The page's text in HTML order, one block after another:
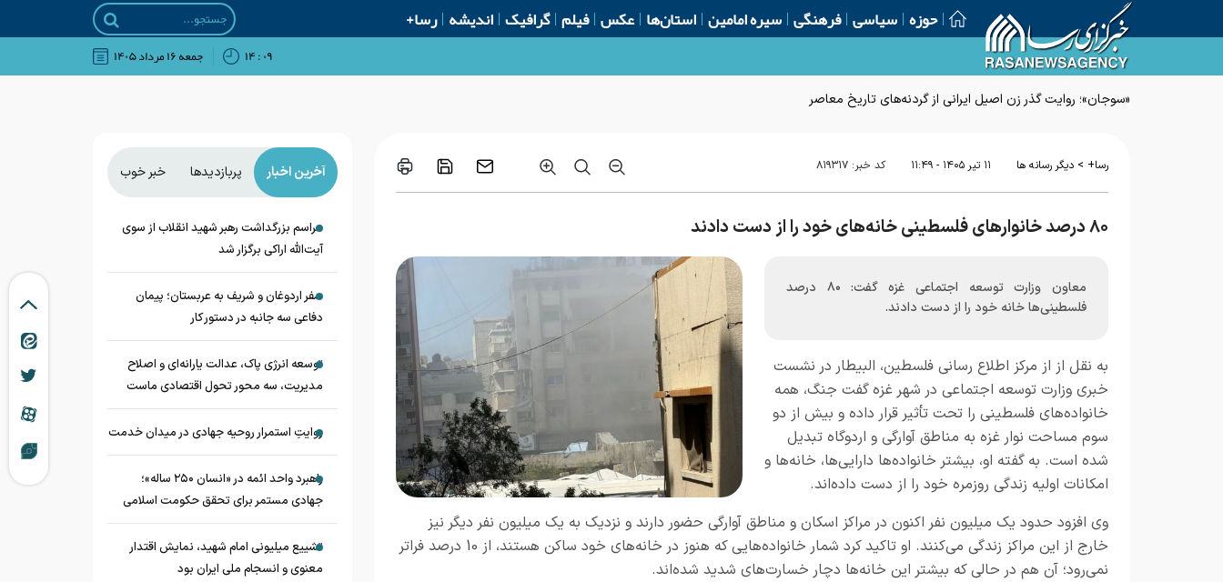
حوزه سیاسی فرهنگی سیره امامین استان‌ها عکس فیلم گرافیک اندیشه رسا+
۰۹ : ۱۴ جمعه ۱۶ مرداد ۱۴۰۵
«سوجان»؛ روایت گذر زن اصیل ایرانی از گردنه‌های تاریخ معاصر
رسا+ > دیگر رسانه ها ۱۱ تير ۱۴۰۵ - ۱۱:۴۹ کد خبر: ۸۱۹۳۱۷
۸۰ درصد خانوار‌های فلسطینی خانه‌های خود را از دست دادند
معاون وزارت توسعه اجتماعی غزه گفت: ۸۰ درصد
فلسطینی‌ها خانه خود را از دست دادند.
به نقل از از مرکز اطلاع رسانی فلسطین، البیطار در نشست
خبری وزارت توسعه اجتماعی در شهر غزه گفت جنگ، همه
خانواده‌های فلسطینی را تحت تأثیر قرار داده و بیش از دو
سوم مساحت نوار غزه به مناطق آوارگی و اردوگاه تبدیل
شده است. به گفته او، بیشتر خانواده‌ها دارایی‌ها، خانه‌ها و
امکانات اولیه زندگی روزمره خود را از دست داده‌اند.
وی افزود حدود یک میلیون نفر اکنون در مراکز اسکان و مناطق آوارگی حضور دارند و نزدیک به یک میلیون نفر دیگر نیز
خارج از این مراکز زندگی می‌کنند. او تاکید کرد شمار خانواده‌هایی که هنوز در خانه‌های خود ساکن هستند، از 10 درصد فراتر
نمی‌رود؛ آن هم در حالی که بیشتر این خانه‌ها دچار خسارت‌های شدید شده‌اند.
آخرین اخبار پربازدیدها خبر خوب
مراسم بزرگداشت رهبر شهید انقلاب از سوی
آیت‌الله اراکی برگزار شد
سفر اردوغان و شریف به عربستان؛ پیمان
دفاعی سه جانبه در دستور کار
توسعه انرژی پاک، عدالت یارانه‌ای و اصلاح
مدیریت، سه محور تحول اقتصادی ماست
روایتِ استمرار روحیه جهادی در میدان خدمت
راهبرد واحد ائمه در «انسان ۲۵۰ ساله»؛
جهادی مستمر برای تحقق حکومت اسلامی
تشییع میلیونی امام شهید، نمایش اقتدار
معنوی و انسجام ملی ایران بود